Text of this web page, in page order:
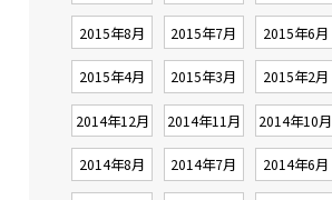
2015年8月 2015年7月 2015年6月
2015年4月 2015年3月 2015年2月
2014年12月 2014年11月 2014年10月
2014年8月 2014年7月 2014年6月